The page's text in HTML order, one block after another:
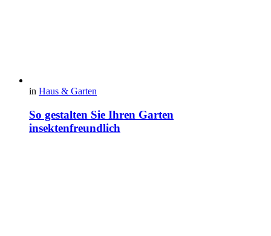
in Haus & Garten
So gestalten Sie Ihren Garten
insektenfreundlich